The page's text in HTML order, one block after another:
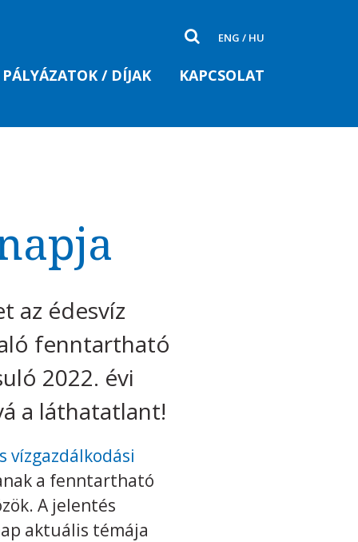
ENG / HU
PÁLYÁZATOK / DÍJAK KAPCSOLAT
az édesvíz
fenntartható
2022. évi
a láthatatlant!
vízgazdálkodási
a fenntartható
A jelentés
aktuális témája